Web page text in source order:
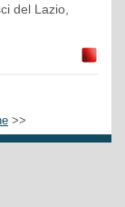
del Lazio,
>>